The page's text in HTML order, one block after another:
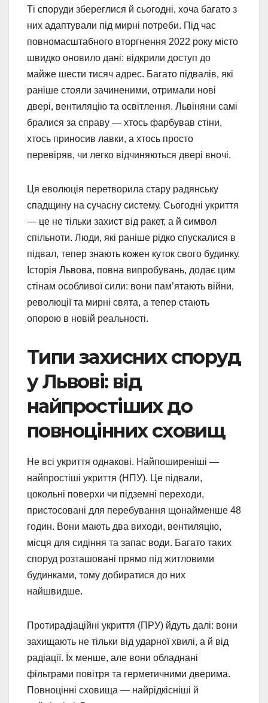
Ті споруди збереглися й сьогодні, хоча багато з
них адаптували під мирні потреби. Під час
повномасштабного вторгнення 2022 року місто
швидко оновило дані: відкрили доступ до
майже шести тисяч адрес. Багато підвалів, які
раніше стояли зачиненими, отримали нові
двері, вентиляцію та освітлення. Львіняни самі
бралися за справу — хтось фарбував стіни,
хтось приносив лавки, а хтось просто
перевіряв, чи легко відчиняються двері вночі.
Ця еволюція перетворила стару радянську
спадщину на сучасну систему. Сьогодні укриття
— це не тільки захист від ракет, а й символ
спільноти. Люди, які раніше рідко спускалися в
підвал, тепер знають кожен куток свого будинку.
Історія Львова, повна випробувань, додає цим
стінам особливої сили: вони пам’ятають війни,
революції та мирні свята, а тепер стають
опорою в новій реальності.
Типи захисних споруд
у Львові: від
найпростіших до
повноцінних сховищ
Не всі укриття однакові. Найпоширеніші —
найпростіші укриття (НПУ). Це підвали,
цокольні поверхи чи підземні переходи,
пристосовані для перебування щонайменше 48
годин. Вони мають два виходи, вентиляцію,
місця для сидіння та запас води. Багато таких
споруд розташовані прямо під житловими
будинками, тому добиратися до них
найшвидше.
Протирадіаційні укриття (ПРУ) йдуть далі: вони
захищають не тільки від ударної хвилі, а й від
радіації. Їх менше, але вони обладнані
фільтрами повітря та герметичними дверима.
Повноцінні сховища — найрідкісніші й